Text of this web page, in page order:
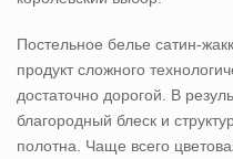
Постельное белье сатин-
продукт сложного
достаточно дорогой. В
благородный блеск и
полотна. Чаще всего